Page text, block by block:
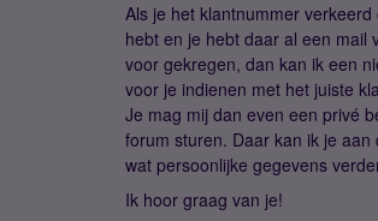
Als je het klantnummer verkeerd
hebt en je hebt daar al een mail
voor gekregen, dan kan ik een
voor je indienen met het juiste
Je mag mij dan even een privé
forum sturen. Daar kan ik je aan
wat persoonlijke gegevens
Ik hoor graag van je!